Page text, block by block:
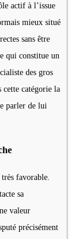
actif à l’issue
mieux situé
sans être
qui constitue un
des gros
cette catégorie la
parler de lui
favorable.
sa
valeur
précisément